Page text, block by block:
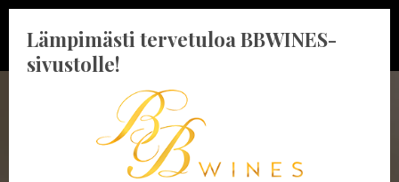
BBWINES OY
Lämpimästi tervetuloa BBWINES-
sivustolle!